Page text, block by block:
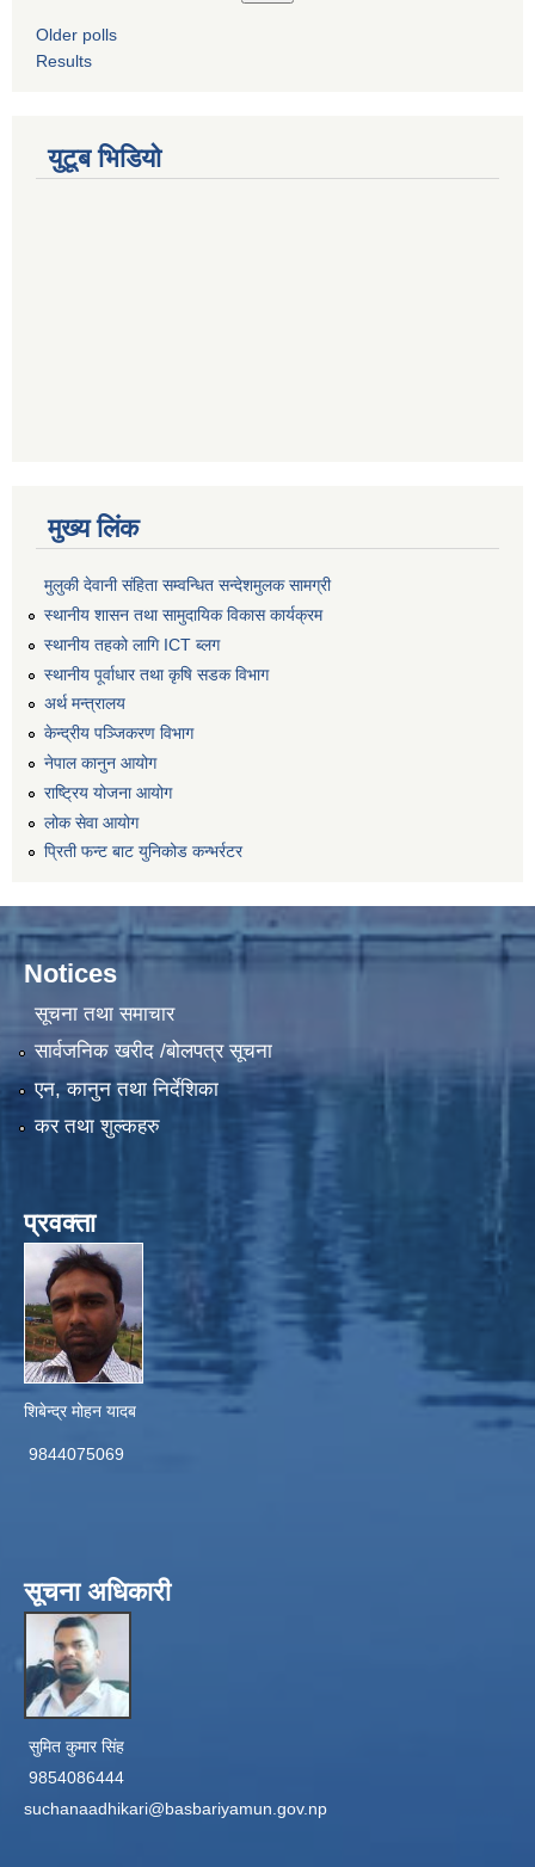
Older polls
Results
युटूब भिडियो
मुख्य लिंक
मुलुकी देवानी संहिता सम्वन्धित सन्देशमुलक सामग्री
स्थानीय शासन तथा सामुदायिक विकास कार्यक्रम
स्थानीय तहको लागि ICT ब्लग
स्थानीय पूर्वाधार तथा कृषि सडक विभाग
अर्थ मन्त्रालय
केन्द्रीय पञ्जिकरण विभाग
नेपाल कानुन आयोग
राष्ट्रिय योजना आयोग
लोक सेवा आयोग
प्रिती फन्ट बाट युनिकोड कन्भर्रटर
Notices
सूचना तथा समाचार
सार्वजनिक खरीद /बोलपत्र सूचना
एन, कानुन तथा निर्देशिका
कर तथा शुल्कहरु
प्रवक्ता
शिबेन्द्र मोहन यादब
9844075069
सूचना अधिकारी
सुमित कुमार सिंह
9854086444
suchanaadhikari@basbariyamun.gov.np